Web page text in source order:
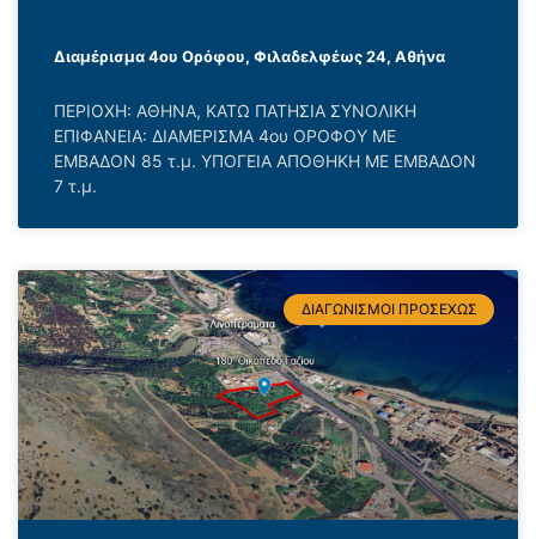
Διαμέρισμα 4ου Ορόφου, Φιλαδελφέως 24, Αθήνα
ΠΕΡΙΟΧΗ: ΑΘΗΝΑ, ΚΑΤΩ ΠΑΤΗΣΙΑ ΣΥΝΟΛΙΚΗ
ΕΠΙΦΑΝΕΙΑ: ΔΙΑΜΕΡΙΣΜΑ 4ου ΟΡΟΦΟΥ ΜΕ
ΕΜΒΑΔΟΝ 85 τ.μ. ΥΠΟΓΕΙΑ ΑΠΟΘΗΚΗ ΜΕ ΕΜΒΑΔΟΝ
7 τ.μ.
ΔΙΑΓΩΝΙΣΜΟΙ ΠΡΟΣΕΧΩΣ